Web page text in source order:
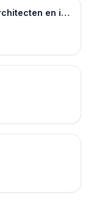
Zeeman Architekten / TBE-ZA architecten en ingenieurs